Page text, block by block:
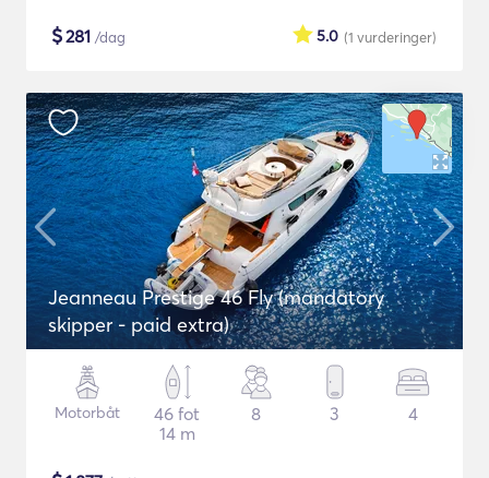
$281 /dag (1 vurderinger)
5.0
Jeanneau Prestige 46 Fly (mandatory
skipper - paid extra)
Motorbåt
46 fot
14 m
8 3 4